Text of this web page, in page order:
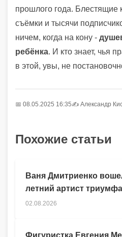
прошлого года.
съёмки и тысячи
ничем, когда на кону -
ребёнка. И кто знает, чья
в этой, увы, не
📅 08.05.2025 16:35✍️ Александр
Похожие статьи
Ваня Дмитриенко
летний артист
02.08.2026